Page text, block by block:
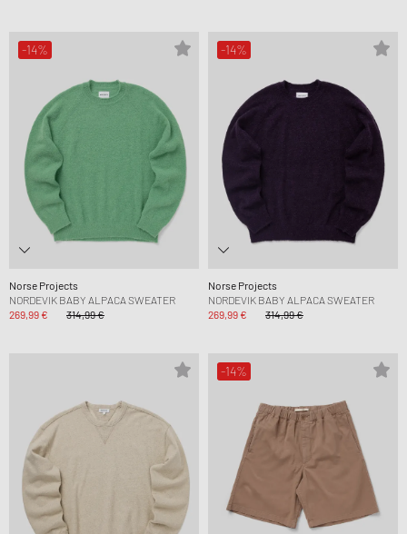
-14%
Norse Projects
NORDEVIK BABY ALPACA SWEATER
269,99 €
314,99 €
-14%
Norse Projects
NORDEVIK BABY ALPACA SWEATER
269,99 €
314,99 €
-14%